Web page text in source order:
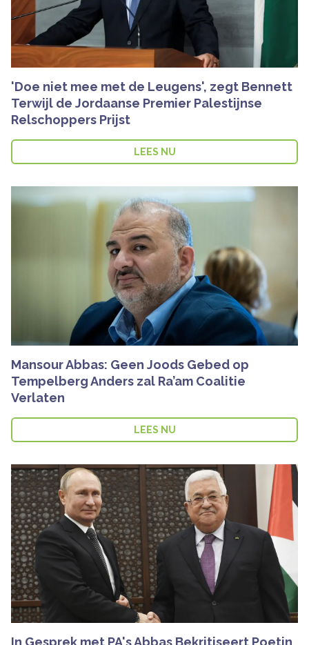
'Doe niet mee met de Leugens', zegt Bennett
Terwijl de Jordaanse Premier Palestijnse
Relschoppers Prijst
LEES NU
Mansour Abbas: Geen Joods Gebed op
Tempelberg Anders zal Ra’am Coalitie
Verlaten
LEES NU